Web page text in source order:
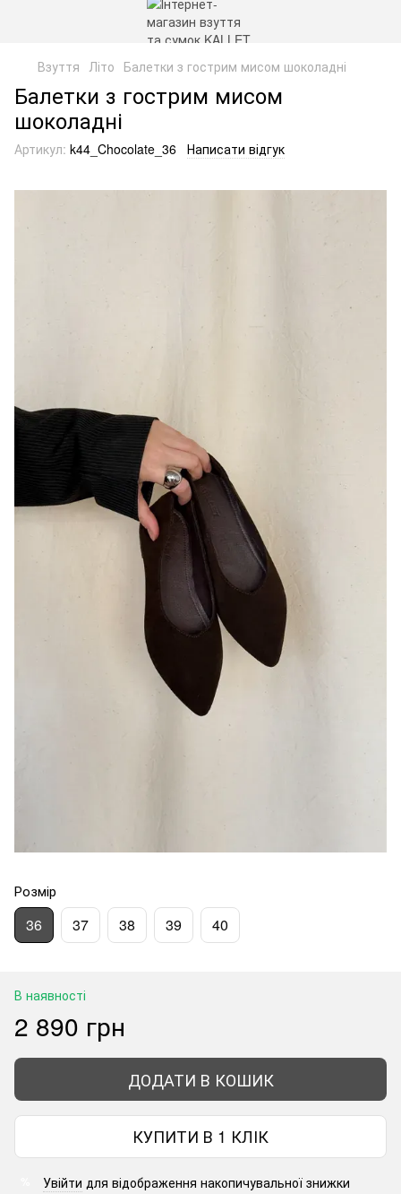
Взуття Літо Балетки з гострим мисом шоколадні
Балетки з гострим мисом
шоколадні
Артикул: k44_Chocolate_36 Написати відгук
Розмір
36 37 38 39 40
В наявності
2 890 грн
ДОДАТИ В КОШИК
КУПИТИ В 1 КЛІК
Увійти для відображення накопичувальної знижки